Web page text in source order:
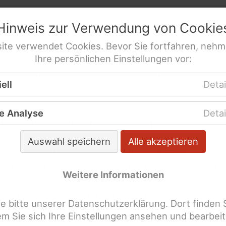
e.V.
behinderte Frauen
Themen UN-Behinderten­rechts­konvention
Behindertenrechtskonvention (UN-BRK) ist ein
unmissverständlich deutlich gemacht, dass die
Menschenrechte vollumfänglich auch für
zur Verwendung von
verwendet Cookies. Bevor Sie fortfahren,
Ihre persönlichen Einstellungen vor:
Analyse
Auswahl speichern Alle akzeptieren
Weitere Informationen
bitte unserer Datenschutzerklärung. Dort finden
Sie sich Ihre Einstellungen ansehen und